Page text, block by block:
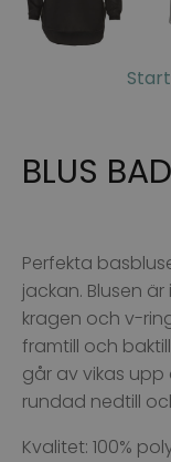
Start
BLUS
Perfekta
jackan. Blusen
kragen och v-
framtill och
går av vikas upp
rundad nedtill
Kvalitet: 100%